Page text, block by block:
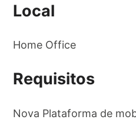
Local
Home Office
Requisitos
Nova Plataforma de